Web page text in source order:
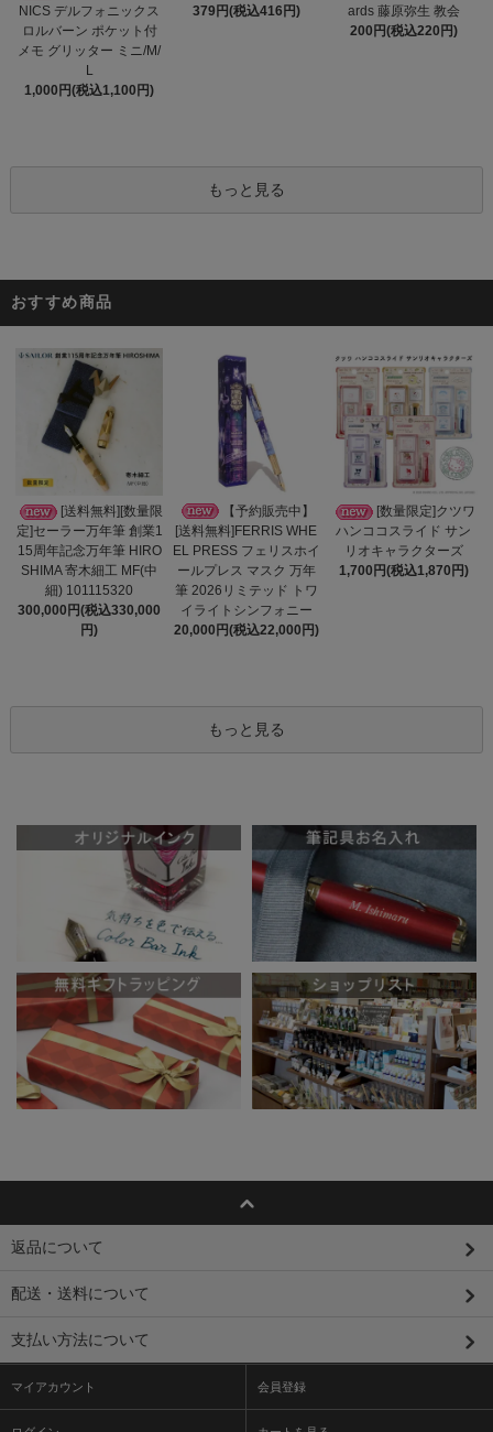
NICS デルフォニックス
ロルバーン ポケット付
メモ グリッター ミニ/M/
L
1,000円(税込1,100円)
379円(税込416円)
ards 藤原弥生 教会
200円(税込220円)
もっと見る
おすすめ商品
[送料無料][数量限
定]セーラー万年筆 創業1
15周年記念万年筆 HIRO
SHIMA 寄木細工 MF(中
細) 101115320
300,000円(税込330,000
円)
【予約販売中】
[送料無料]FERRIS WHE
EL PRESS フェリスホイ
ールプレス マスク 万年
筆 2026リミテッド トワ
イライトシンフォニー
20,000円(税込22,000円)
[数量限定]クツワ
ハンココスライド サン
リオキャラクターズ
1,700円(税込1,870円)
もっと見る
返品について
配送・送料について
支払い方法について
マイアカウント 会員登録